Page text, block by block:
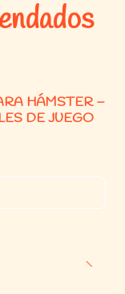
HÁMSTER –
DE JUEGO